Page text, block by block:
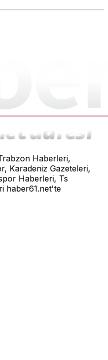
Haberleri,
Karadeniz Gazeteleri,
Haberleri, Ts
haber61.net'te